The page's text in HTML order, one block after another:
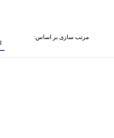
مرتب سازی بر اساس: